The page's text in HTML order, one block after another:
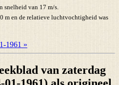
snelheid van 17 m/s.
m en de relatieve luchtvochtigheid was
1961 »
van zaterdag